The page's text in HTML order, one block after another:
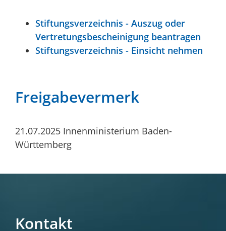
Stiftungsverzeichnis - Auszug oder
Vertretungsbescheinigung beantragen
Stiftungsverzeichnis - Einsicht nehmen
Freigabevermerk
21.07.2025 Innenministerium Baden-
Württemberg
Kontakt